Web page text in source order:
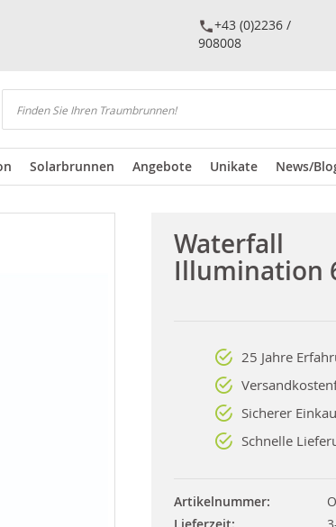
+43 (0)2236 /
908008
Suchen
Solarbrunnen Angebote Unikate News/
Waterfall
Illumination
25 Jahre
Sicherer
Schnelle
Artikelnummer